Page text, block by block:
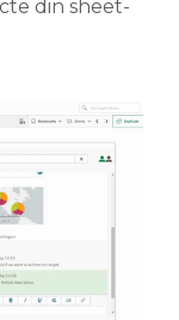
din sheet-